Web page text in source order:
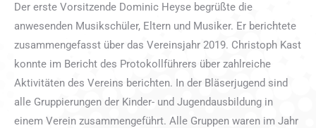
Der erste Vorsitzende Dominic Heyse begrüßte die
anwesenden Musikschüler, Eltern und Musiker. Er berichtete
zusammengefasst über das Vereinsjahr 2019. Christoph Kast
konnte im Bericht des Protokollführers über zahlreiche
Aktivitäten des Vereins berichten. In der Bläserjugend sind
alle Gruppierungen der Kinder- und Jugendausbildung in
einem Verein zusammengeführt. Alle Gruppen waren im Jahr